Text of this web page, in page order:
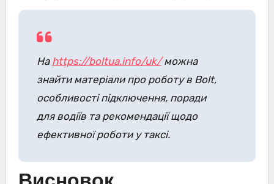
На https://boltua.info/uk/можна
знайти матеріали про роботу в Bolt,
особливості підключення, поради
для водіїв та рекомендації щодо
ефективної роботи у таксі.